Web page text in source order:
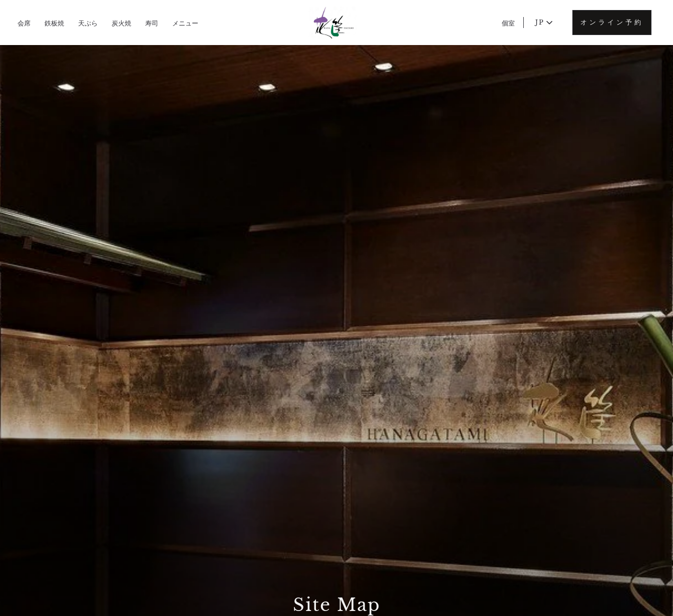
会席
鉄板焼 天ぷら 炭火焼 寿司 メニュー 個室 JP オンライン予約
Site Map